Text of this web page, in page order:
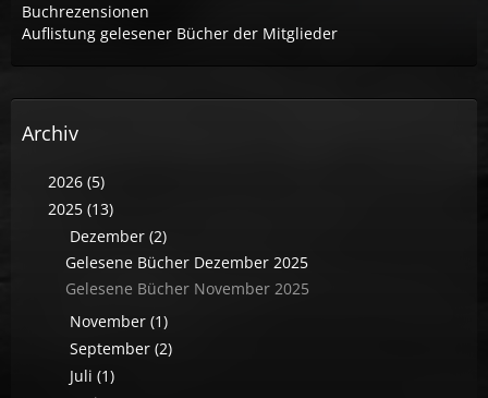
Buchrezensionen
Auflistung gelesener Bücher der Mitglieder
Archiv
2026 (5)
2025 (13)
Dezember (2)
Gelesene Bücher Dezember 2025
Gelesene Bücher November 2025
November (1)
September (2)
Juli (1)